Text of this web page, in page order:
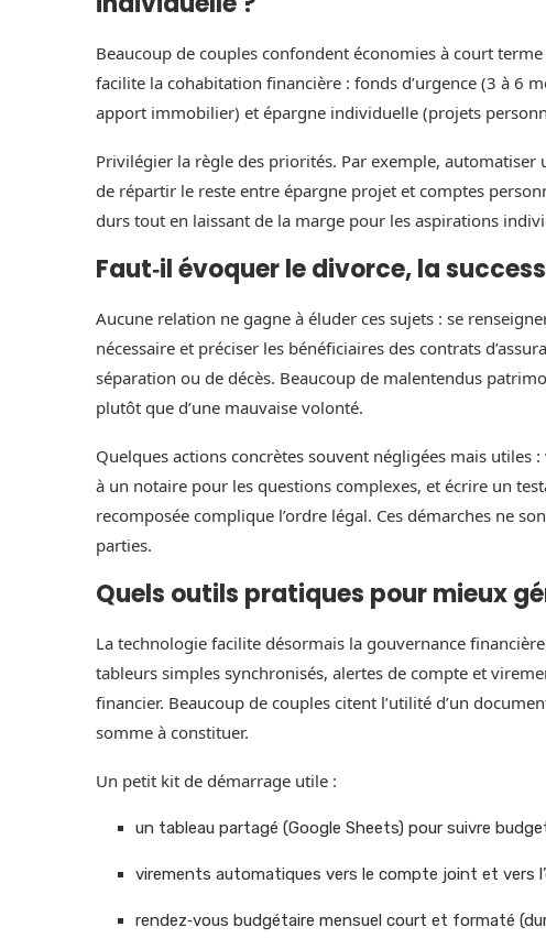
Beaucoup de couples confondent économies à court
facilite la cohabitation financière : fonds d’urgence (3 à 6
apport immobilier) et épargne individuelle (projets
Privilégier la règle des priorités. Par exemple,
de répartir le reste entre épargne projet et comptes
durs tout en laissant de la marge pour les aspirations
Faut‑il évoquer le divorce, la
Aucune relation ne gagne à éluder ces sujets : se
nécessaire et préciser les bénéficiaires des contrats
séparation ou de décès. Beaucoup de malentendus
plutôt que d’une mauvaise volonté.
Quelques actions concrètes souvent négligées mais
à un notaire pour les questions complexes, et écrire un
recomposée complique l’ordre légal. Ces démarches ne
parties.
Quels outils pratiques pour mieux
La technologie facilite désormais la gouvernance
tableurs simples synchronisés, alertes de compte et
financier. Beaucoup de couples citent l’utilité d’un
somme à constituer.
Un petit kit de démarrage utile :
un tableau partagé (Google Sheets) pour suivre
virements automatiques vers le compte joint et vers
rendez‑vous budgétaire mensuel court et formaté